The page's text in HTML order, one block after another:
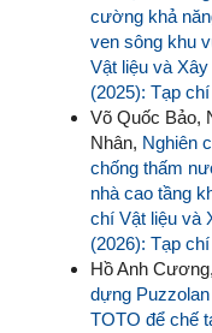
cường khả
ven sông khu
Vật liệu và
(2025): Tạp
Võ Quốc Bảo,
Nhân, Nghiên
chống thấm
nhà cao tầng
chí Vật liệu và
(2026): Tạp
Hồ Anh
dựng
TOTO để chế